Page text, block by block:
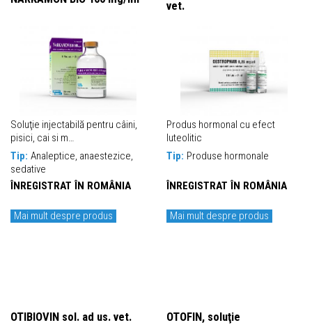
Soluţie injectabilă pentru câini,
pisici, cai si m…
Tip: Analeptice, anaestezice,
sedative
ÎNREGISTRAT ÎN ROMÂNIA
Mai mult despre produs
vet.
Produs hormonal cu efect
luteolitic
Tip: Produse hormonale
ÎNREGISTRAT ÎN ROMÂNIA
Mai mult despre produs
OTIBIOVIN sol. ad us. vet. OTOFIN, soluţie